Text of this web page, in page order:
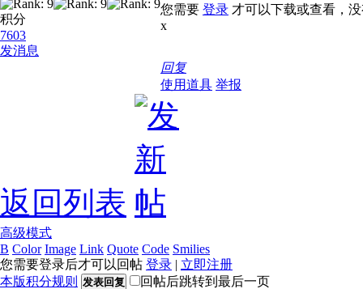
积分
7603
发消息
您需要 登录 才可以下载或查看，
x
回复
使用道具 举报
返回列表
高级模式
B Color Image Link Quote Code Smilies
您需要登录后才可以回帖 登录 | 立即注册
本版积分规则
发表回复
回帖后跳转到最后一页